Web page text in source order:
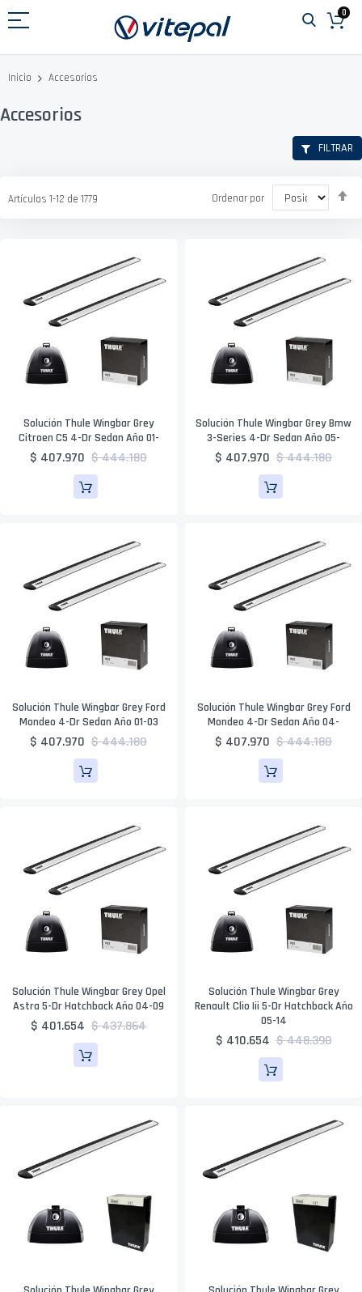
al
0
Inicio Accesorios
Accesorios
Artículos 1-12 de 1779 Ordenar por
Solución Thule Wingbar Grey
Citroen C5 4-Dr Sedan Año 01-
$ 407.970 $ 444.180
Solución Thule Wingbar Grey Bmw
3-Series 4-Dr Sedan Año 05-
$ 407.970 $ 444.180
Solución Thule Wingbar Grey Ford
Mondeo 4-Dr Sedan Año 01-03
$ 407.970 $ 444.180
Solución Thule Wingbar Grey Ford
Mondeo 4-Dr Sedan Año 04-
$ 407.970 $ 444.180
Solución Thule Wingbar Grey Opel
Astra 5-Dr Hatchback Año 04-09
$ 401.654 $ 437.864
Solución Thule Wingbar Grey
Renault Clio Iii 5-Dr Hatchback Año
05-14
$ 410.654 $ 448.390
FILTRAR